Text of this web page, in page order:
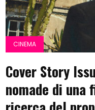
CINEMA
Cover Story
nomade di